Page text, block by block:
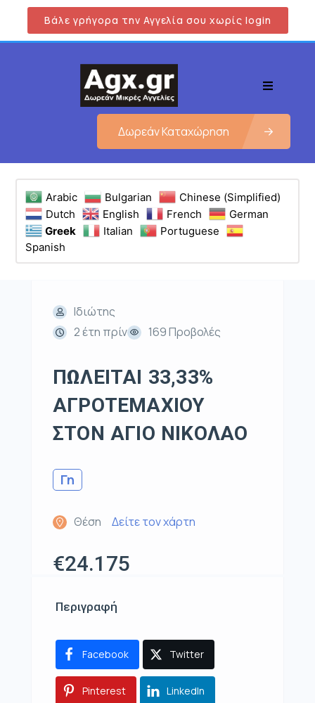
Βάλε γρήγορα την Αγγελία σου χωρίς login
Δωρεάν Καταχώρηση
Arabic Bulgarian
Chinese (Simplified)
Dutch
English French
German
Greek
Italian
Portuguese
Spanish
Ιδιώτης
2 έτη πρίν
169 Προβολές
ΠΩΛΕΙΤΑΙ 33,33%
ΑΓΡΟΤΕΜΑΧΙΟΥ
ΣΤΟΝ ΑΓΙΟ ΝΙΚΟΛΑΟ
Γη
Θέση Δείτε τον χάρτη
€24.175
Περιγραφή
Facebook Twitter
Pinterest LinkedIn